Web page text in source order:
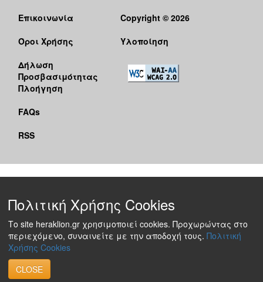
Επικοινωνία
Όροι Χρήσης
Δήλωση
Προσβασιμότητας
Πλοήγηση
FAQs
RSS
Copyright © 2026
Υλοποίηση
Πολιτική Χρήσης Cookies
Το site heraklion.gr χρησιμοποιεί cookies. Προχωρώντας στο
περιεχόμενο, συναινείτε με την αποδοχή τους. Πολιτική
Χρήσης Cookies
CLOSE